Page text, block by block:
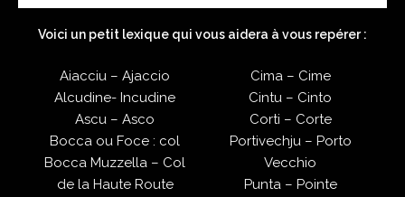
Voici un petit lexique qui vous aidera à vous repérer :
Aiacciu – Ajaccio
Alcudine- Incudine
Ascu – Asco
Bocca ou Foce : col
Bocca Muzzella – Col
de la Haute Route
Cima – Cime
Cintu – Cinto
Corti – Corte
Portivechju – Porto
Vecchio
Punta – Pointe